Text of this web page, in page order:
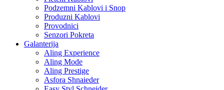
Podzemni Kablovi i Snop
Produzni Kablovi
Provodnici
Senzori Pokreta
Galanterija
Aling Experience
Aling Mode
Aling Prestige
Asfora Shnaieder